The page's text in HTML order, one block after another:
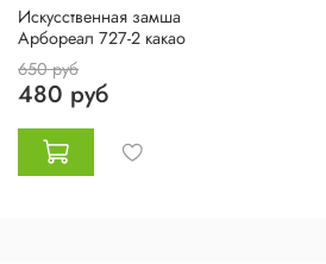
Искусственная замша
Арбореал 727-2 какао
650 руб
480 руб